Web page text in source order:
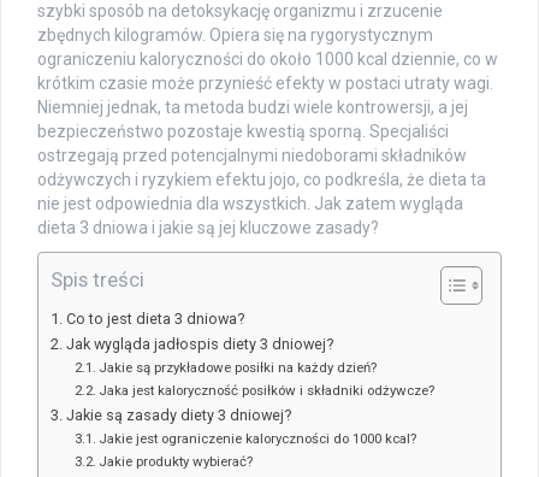
szybki sposób na detoksykację organizmu i zrzucenie
zbędnych kilogramów. Opiera się na rygorystycznym
ograniczeniu kaloryczności do około 1000 kcal dziennie, co w
krótkim czasie może przynieść efekty w postaci utraty wagi.
Niemniej jednak, ta metoda budzi wiele kontrowersji, a jej
bezpieczeństwo pozostaje kwestią sporną. Specjaliści
ostrzegają przed potencjalnymi niedoborami składników
odżywczych i ryzykiem efektu jojo, co podkreśla, że dieta ta
nie jest odpowiednia dla wszystkich. Jak zatem wygląda
dieta 3 dniowa i jakie są jej kluczowe zasady?
Spis treści
Co to jest dieta 3 dniowa?
Jak wygląda jadłospis diety 3 dniowej?
Jakie są przykładowe posiłki na każdy dzień?
Jaka jest kaloryczność posiłków i składniki odżywcze?
Jakie są zasady diety 3 dniowej?
Jakie jest ograniczenie kaloryczności do 1000 kcal?
Jakie produkty wybierać?